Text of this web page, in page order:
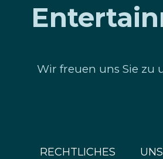
Wir freuen uns Sie zu
RECHTLICHES